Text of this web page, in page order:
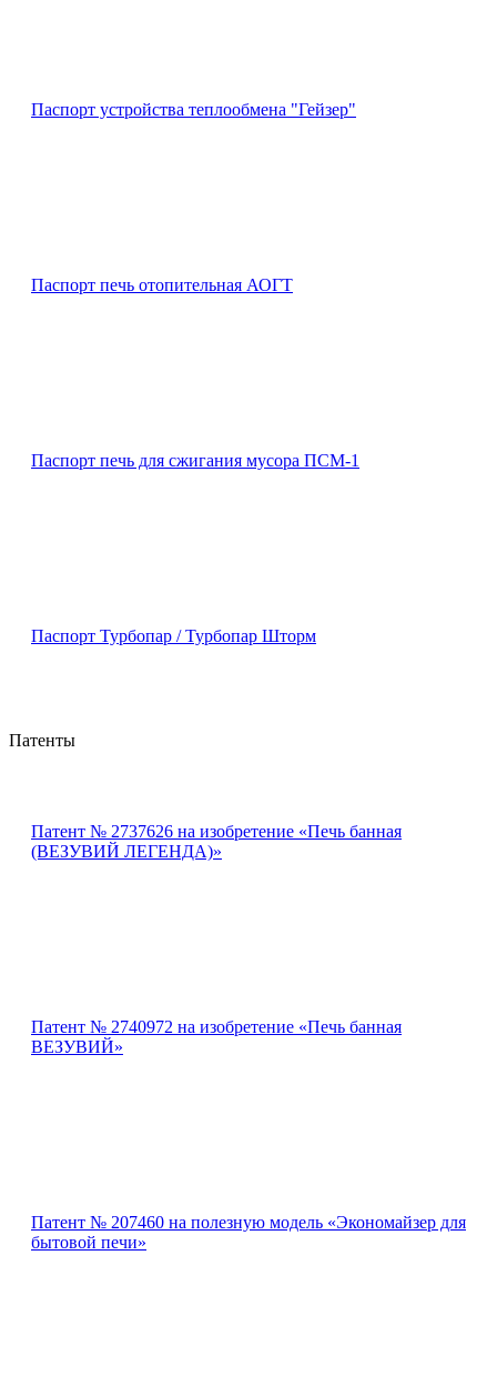
Паспорт устройства теплообмена "Гейзер"
Паспорт печь отопительная АОГТ
Паспорт печь для сжигания мусора ПСМ-1
Паспорт Турбопар / Турбопар Шторм
Патенты
Патент № 2737626 на изобретение «Печь банная
(ВЕЗУВИЙ ЛЕГЕНДА)»
Патент № 2740972 на изобретение «Печь банная
ВЕЗУВИЙ»
Патент № 207460 на полезную модель «Экономайзер для
бытовой печи»